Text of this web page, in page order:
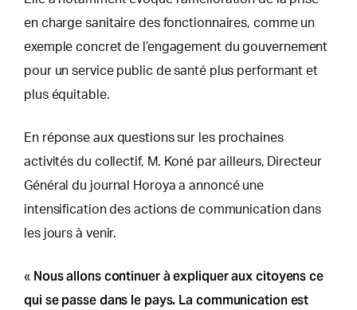
en charge sanitaire des fonctionnaires, comme un
exemple concret de l’engagement du gouvernement
pour un service public de santé plus performant et
plus équitable.
En réponse aux questions sur les prochaines
activités du collectif, M. Koné par ailleurs, Directeur
Général du journal Horoya a annoncé une
intensification des actions de communication dans
les jours à venir.
« Nous allons continuer à expliquer aux citoyens ce
qui se passe dans le pays. La communication est